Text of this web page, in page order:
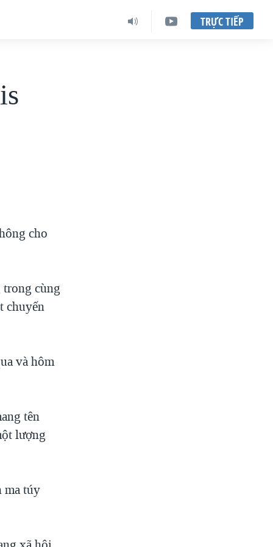
TRỰC TIẾP
cho
cùng
chuyến
và hôm
tên
lượng
ma túy